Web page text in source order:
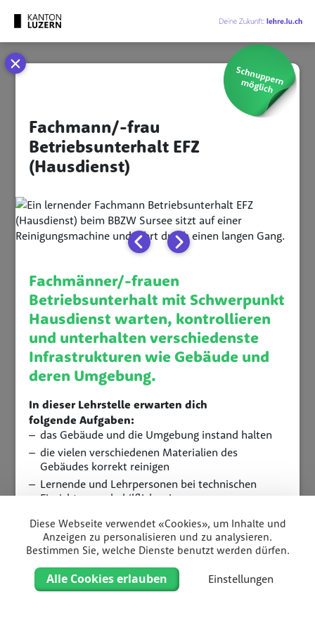
Fachmann/-frau
Betriebsunterhalt EFZ
(Hausdienst)
Fachmänner/-frauen
Betriebsunterhalt mit Schwerpunkt
Hausdienst warten, kontrollieren
und unterhalten verschiedenste
Infrastrukturen wie Gebäude und
deren Umgebung.
In dieser Lehrstelle erwarten dich
folgende Aufgaben:
das Gebäude und die Umgebung instand halten
die vielen verschiedenen Materialien des
Gebäudes korrekt reinigen
Lernende und Lehrpersonen bei technischen
Einrichtungen behilflich sein
Dauer
3 Jahre
Standort
Diese Webseite verwendet «Cookies», um Inhalte und
Anzeigen zu personalisieren und zu analysieren.
Bestimmen Sie, welche Dienste benutzt werden dürfen.
Alle Cookies erlauben Einstellungen